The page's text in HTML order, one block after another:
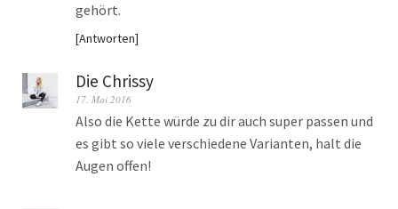
gehört.
Antworten
Die Chrissy
17. Mai 2016
Also die Kette würde zu dir auch super passen und
es gibt so viele verschiedene Varianten, halt die
Augen offen!